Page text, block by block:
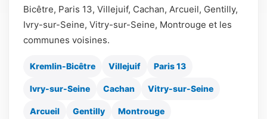
Bicêtre, Paris 13, Villejuif, Cachan, Arcueil, Gentilly,
Ivry-sur-Seine, Vitry-sur-Seine, Montrouge et les
communes voisines.
Kremlin-Bicêtre Villejuif Paris 13
Ivry-sur-Seine Cachan Vitry-sur-Seine
Arcueil Gentilly Montrouge